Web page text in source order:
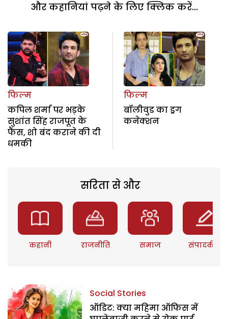
और कहानियां पढ़ने के लिए क्लिक करें...
फिल्म
कपिल शर्मा पर भड़के
सुशांत सिंह राजपूत के
फैंस, शो बंद कराने की दी
धमकी
फिल्म
बॉलीवुड का ड्रग
कनेक्शन
सरिता से और
कहानी राजनीति समाज संपादकीय
Social Stories
ऑडिट: क्या महिमा ऑफिस में